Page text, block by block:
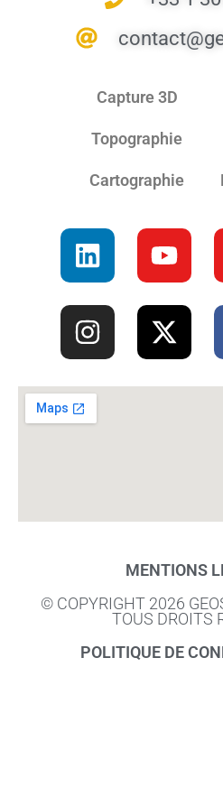
Capture 3D
Topographie
Cartographie
MENTIONS
© COPYRIGHT 2026
TOUS DROITS
POLITIQUE DE